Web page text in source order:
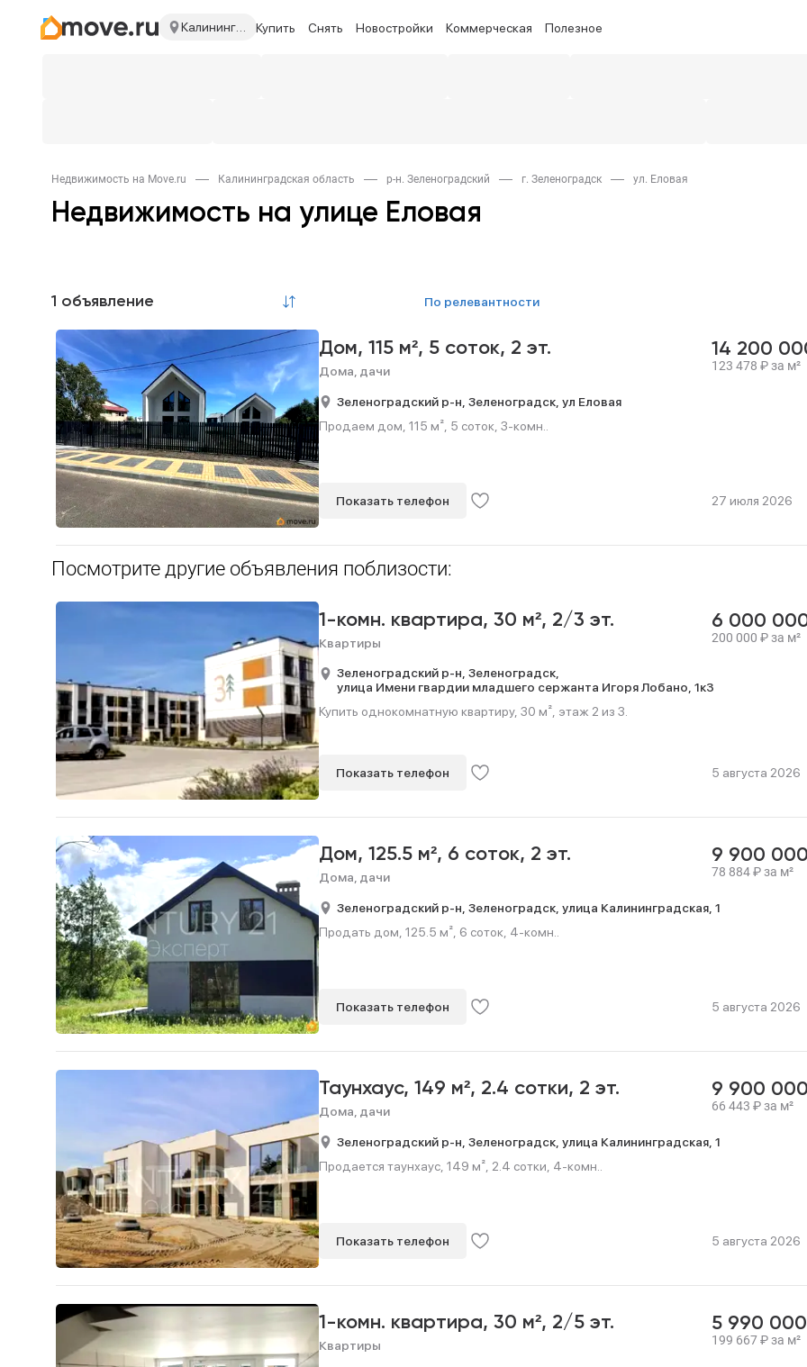
Калининградская область Купить Снять Новостройки Коммерческая Полезное
Недвижимость на Move.ru Калининградская область р-н. Зеленоградский г. Зеленоградск ул. Еловая
Недвижимость на улице Еловая
1 объявление по релевантности
Дом, 115 м², 5 соток, 2 эт.
Дома, дачи
14 200
123 478 ₽за м²
Зеленоградский р-н, Зеленоградск, ул Еловая
Продаем дом, 115 м², 5 соток, 3-комн..
Показать телефон 27 июля 2026
Посмотрите другие объявления поблизости:
1-комн. квартира, 30 м², 2/3 эт.
Квартиры
6 000
200 000 ₽за м²
Зеленоградский р-н, Зеленоградск,
улица Имени гвардии младшего сержанта Игоря Лобано, 1к3
Купить однокомнатную квартиру, 30 м², этаж 2 из 3.
Показать телефон 5 августа 2026
Дом, 125.5 м², 6 соток, 2 эт.
Дома, дачи
9 900
78 884₽за м²
Зеленоградский р-н, Зеленоградск, улица Калининградская, 1
Продать дом, 125.5 м², 6 соток, 4-комн..
Показать телефон 5 августа 2026
Таунхаус, 149 м², 2.4 сотки, 2 эт.
Дома, дачи
9 900
66 443 ₽за м²
Зеленоградский р-н, Зеленоградск, улица Калининградская, 1
Продается таунхаус, 149 м², 2.4 сотки, 4-комн..
Показать телефон 5 августа 2026
1-комн. квартира, 30 м², 2/5 эт.
Квартиры
5 990
199 667₽за м²